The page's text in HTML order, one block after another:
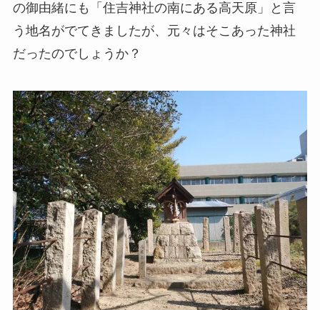
の御由緒にも「住吉神社の南にある高天原」と言
う地名がでてきましたが、元々はそこあった神社
だったのでしょうか？